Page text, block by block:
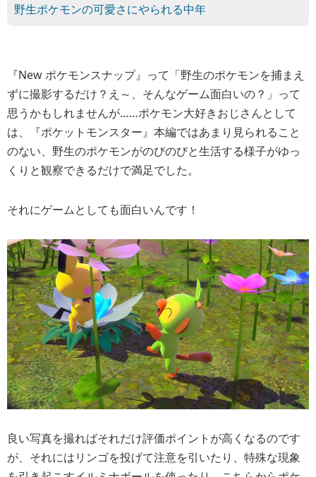
野生ポケモンの可愛さにやられる中年
『New ポケモンスナップ』って「野生のポケモンを捕まえ
ずに撮影するだけ？え～、そんなゲーム面白いの？」って
思うかもしれませんが……ポケモン大好きおじさんとして
は、『ポケットモンスター』本編ではあまり見られること
のない、野生のポケモンがのびのびと生活する様子がゆっ
くりと観察できるだけで満足でした。
それにゲームとしても面白いんです！
良い写真を撮ればそれだけ評価ポイントが高くなるのです
が、それにはリンゴを投げて注意を引いたり、特殊な現象